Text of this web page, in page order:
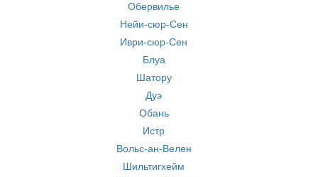
Обервилье
Нейи-сюр-Сен
Иври-сюр-Сен
Блуа
Шатору
Дуэ
Обань
Истр
Вольс-ан-Велен
Шильтигхейм